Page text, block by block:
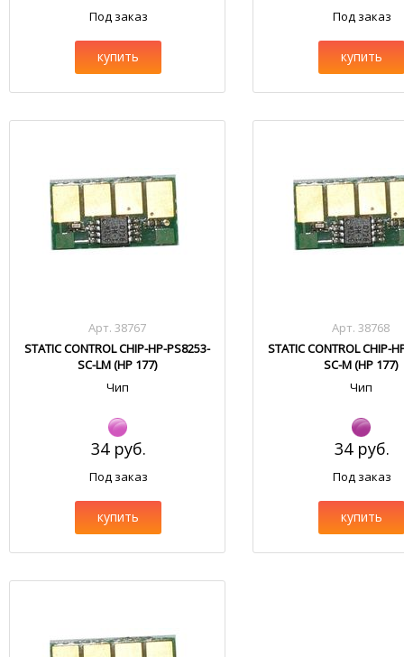
Под заказ
купить
Под заказ
купить
Арт. 38767
STATIC CONTROL CHIP-HP-PS8253-
SC-LM (HP 177)
Чип
34 руб.
Под заказ
купить
Арт. 38768
STATIC CONTROL CHIP-
SC-M (HP 177)
Чип
34 руб.
Под заказ
купить